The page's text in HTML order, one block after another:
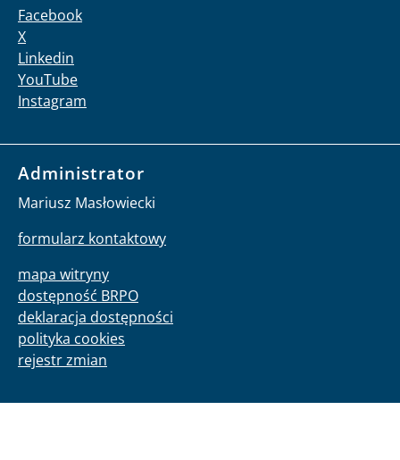
Facebook
X
Linkedin
YouTube
Instagram
Administrator
Mariusz Masłowiecki
formularz kontaktowy
mapa witryny
dostępność BRPO
deklaracja dostępności
polityka cookies
rejestr zmian